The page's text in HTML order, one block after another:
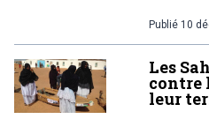
Publié 10
Les
contre
leur